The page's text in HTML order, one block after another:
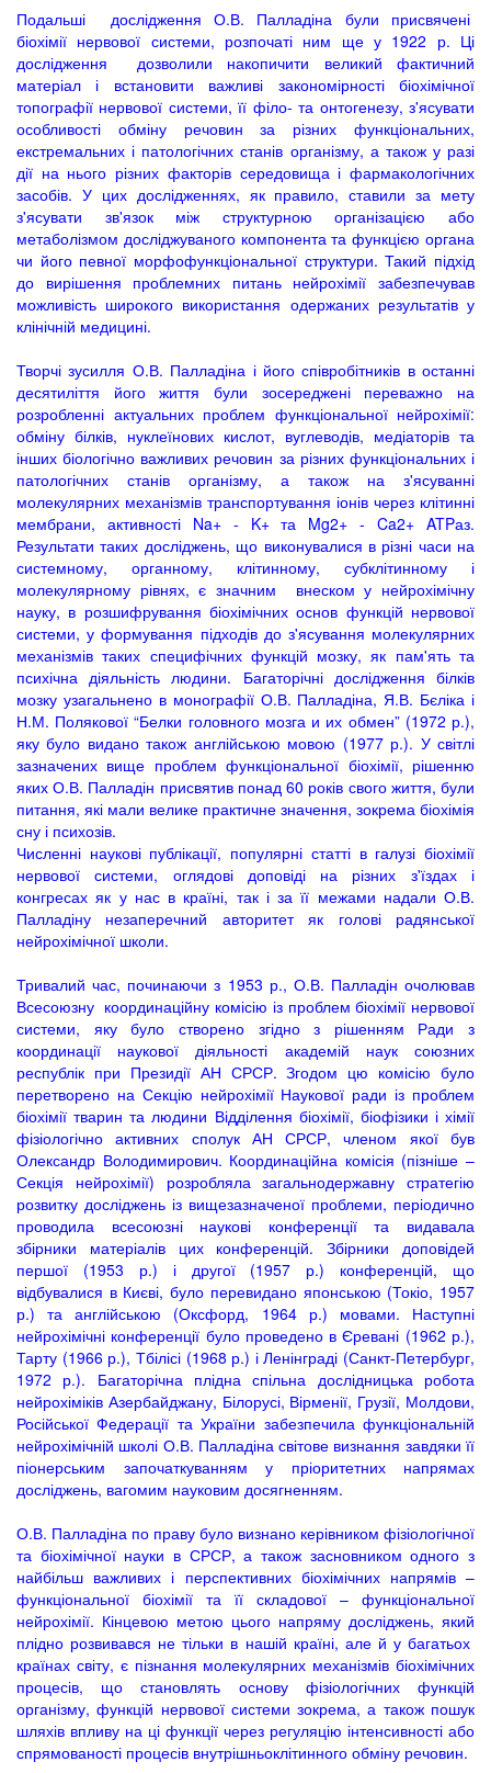
Подальші дослідження О.В. Палладіна були присвячені
біохімії нервової системи, розпочаті ним ще у 1922 р. Ці
дослідження дозволили накопичити великий фактичний
матеріал і встановити важливі закономірності біохімічної
топографії нервової системи, її філо- та онтогенезу, з'ясувати
особливості обміну речовин за різних функціональних,
екстремальних і патологічних станів організму, а також у разі
дії на нього різних факторів середовища і фармакологічних
засобів. У цих дослідженнях, як правило, ставили за мету
з'ясувати зв'язок між структурною організацією або
метаболізмом досліджуваного компонента та функцією органа
чи його певної морфофункціональної структури. Такий підхід
до вирішення проблемних питань нейрохімії забезпечував
можливість широкого використання одержаних результатів у
клінічній медицині.
Творчі зусилля О.В. Палладіна і його співробітників в останні
десятиліття його життя були зосереджені переважно на
розробленні актуальних проблем функціональної нейрохімії:
обміну білків, нуклеїнових кислот, вуглеводів, медіаторів та
інших біологічно важливих речовин за різних функціональних і
патологічних станів організму, а також на з'ясуванні
молекулярних механізмів транспортування іонів через клітинні
мембрани, активності Na+ - K+ та Mg2+ - Ca2+ ATPаз.
Результати таких досліджень, що виконувалися в різні часи на
системному, органному, клітинному, субклітинному і
молекулярному рівнях, є значним внеском у нейрохімічну
науку, в розшифрування біохімічних основ функцій нервової
системи, у формування підходів до з'ясування молекулярних
механізмів таких специфічних функцій мозку, як пам'ять та
психічна діяльність людини. Багаторічні дослідження білків
мозку узагальнено в монографії О.В. Палладіна, Я.В. Бєліка і
Н.М. Полякової “Белки головного мозга и их обмен” (1972 р.),
яку було видано також англійською мовою (1977 р.). У світлі
зазначених вище проблем функціональної біохімії, рішенню
яких О.В. Палладін присвятив понад 60 років свого життя, були
питання, які мали велике практичне значення, зокрема біохімія
сну і психозів.
Численні наукові публікації, популярні статті в галузі біохімії
нервової системи, оглядові доповіді на різних з'їздах і
конгресах як у нас в країні, так і за її межами надали О.В.
Палладіну незаперечний авторитет як голові радянської
нейрохімічної школи.
Тривалий час, починаючи з 1953 р., О.В. Палладін очолював
Всесоюзну координаційну комісію із проблем біохімії нервової
системи, яку було створено згідно з рішенням Ради з
координації наукової діяльності академій наук союзних
республік при Президії АН СРСР. Згодом цю комісію було
перетворено на Секцію нейрохімії Наукової ради із проблем
біохімії тварин та людини Відділення біохімії, біофізики і хімії
фізіологічно активних сполук АН СРСР, членом якої був
Олександр Володимирович. Координаційна комісія (пізніше –
Секція нейрохімії) розробляла загальнодержавну стратегію
розвитку досліджень із вищезазначеної проблеми, періодично
проводила всесоюзні наукові конференції та видавала
збірники матеріалів цих конференцій. Збірники доповідей
першої (1953 р.) і другої (1957 р.) конференцій, що
відбувалися в Києві, було перевидано японською (Токіо, 1957
р.) та англійською (Оксфорд, 1964 р.) мовами. Наступні
нейрохімічні конференції було проведено в Єревані (1962 р.),
Тарту (1966 р.), Тбілісі (1968 р.) і Ленінграді (Санкт-Петербург,
1972 р.). Багаторічна плідна спільна дослідницька робота
нейрохіміків Азербайджану, Білорусі, Вірменії, Грузії, Молдови,
Російської Федерації та України забезпечила функціональній
нейрохімічній школі О.В. Палладіна світове визнання завдяки її
піонерським започаткуванням у пріоритетних напрямах
досліджень, вагомим науковим досягненням.
О.В. Палладіна по праву було визнано керівником фізіологічної
та біохімічної науки в СРСР, а також засновником одного з
найбільш важливих і перспективних біохімічних напрямів –
функціональної біохімії та її складової – функціональної
нейрохімії. Кінцевою метою цього напряму досліджень, який
плідно розвивався не тільки в нашій країні, але й у багатьох
країнах світу, є пізнання молекулярних механізмів біохімічних
процесів, що становлять основу фізіологічних функцій
організму, функцій нервової системи зокрема, а також пошук
шляхів впливу на ці функції через регуляцію інтенсивності або
спрямованості процесів внутрішньоклітинного обміну речовин.